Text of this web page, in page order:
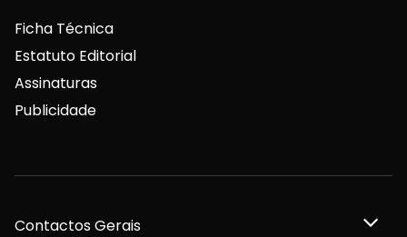
Ficha Técnica
Estatuto Editorial
Assinaturas
Publicidade
Contactos Gerais